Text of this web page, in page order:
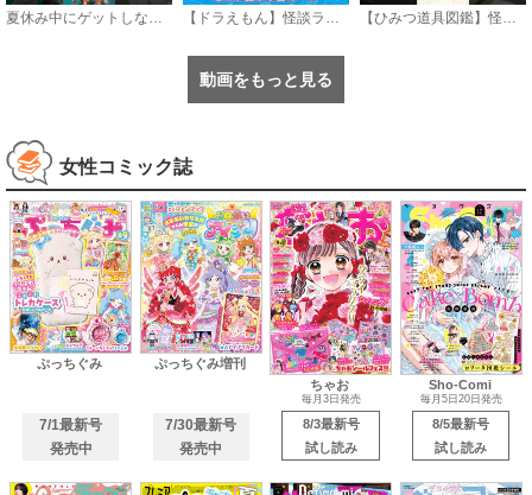
夏休み中にゲットしないと損をする コロコロコミック9月号大注目ふろく3選 【ドラえもん】怪談ランプ《公式》 【ひみつ道具図鑑】怪談ランプ #ドラえもん #doraemon #ひみつ道具
動画をもっと見る
女性コミック誌
ぷっちぐみ
7/1最新号
発売中
ぷっちぐみ増刊
7/30最新号
発売中
ちゃお
毎月3日発売
8/3最新号
試し読み
Sho-Comi
毎月5日20日発売
8/5最新号
試し読み